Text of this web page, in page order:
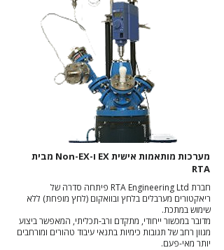
מערכות מותאמות אישית EX ו-Non-EX מבית
RTA
חברת RTA Engineering Ltd פיתחה סדרה של
ריאקטורים מערבלים בלחץ ובוואקום (לחץ מופחת) ללא
שימוש במתכת.
מדובר במכשור ייחודי, מתקדם ורב-תכליתי, המאפשר ביצוע
מגוון רחב של תגובות כימיות בתנאי עיבוד טהורים ומורחבים
יותר מאי-פעם.